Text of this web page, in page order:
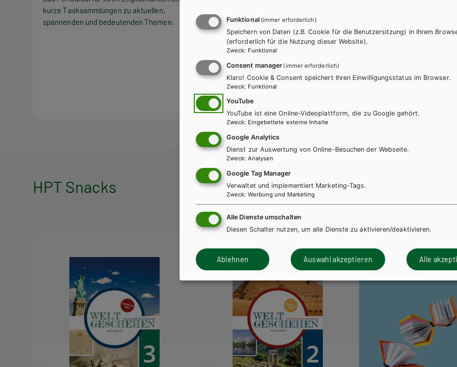
kurze Tasksammlungen zu aktuellen,
spannenden und bedeutenden Themen.
Arbeitsblätter für die
HPT
HPT Snacks
Funktional (immer erforderlich)
Speichern von Daten (z.B. Cookie für die Benutzersitzung) in Ihrem
(erforderlich für die Nutzung dieser Website).
Zweck: Funktional
Consent manager (immer erforderlich)
Klaro! Cookie & Consent speichert Ihren Einwilligungsstatus im Browser.
Zweck: Funktional
YouTube
YouTube ist eine Online-Videoplattform, die zu Google gehört.
Zweck: Eingebettete externe Inhalte
Google Analytics
Dienst zur Auswertung von Online-Besuchen der Webseite.
Zweck: Analysen
Google Tag Manager
Verwaltet und implementiert Marketing-Tags.
Zweck: Werbung und Marketing
Alle Dienste umschalten
Diesen Schalter nutzen, um alle Dienste zu aktivieren/deaktivieren.
Ablehnen Auswahl akzeptieren Alle